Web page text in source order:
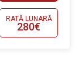
RATĂ LUNARĂ
280€